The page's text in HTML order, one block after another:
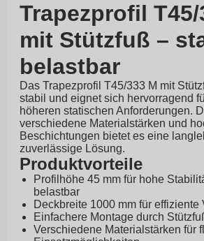
Trapezprofil T45/
mit Stützfuß –
belastbar
Das Trapezprofil T45/333 M mit
stabil und eignet sich hervorragend
höheren statischen Anforderungen.
verschiedene Materialstärken und
Beschichtungen bietet es eine
zuverlässige Lösung.
Produktvorteile
Profilhöhe 45 mm für hohe
belastbar
Deckbreite 1000 mm für effiziente
Einfachere Montage durch
Verschiedene Materialstärken für